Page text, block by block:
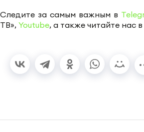
Следите за самым важным в
ТВ», Youtube, а также читайте нас в